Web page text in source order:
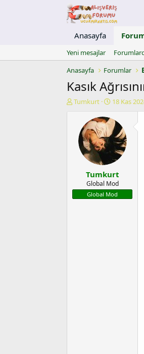
Anasayfa
Yeni mesajlar
Anasayfa
Forumlar
Kasık
K
a
t
Tumkurt
B
ş
l
a
g
ı
ç
t
a
r
18 Kas
Tumkurt
Global Mod
Global Mod